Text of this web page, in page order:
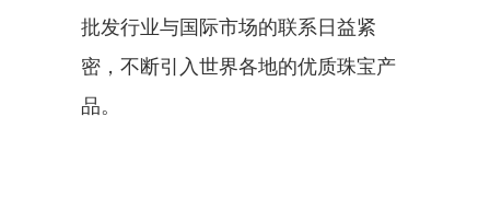
批发行业与国际市场的联系日益紧
密，不断引入世界各地的优质珠宝产
品。